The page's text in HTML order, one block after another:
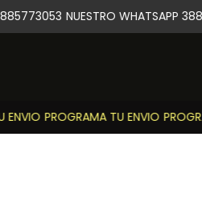
PROGRAMA TU ENVIO
NUESTRO WHATSAPP